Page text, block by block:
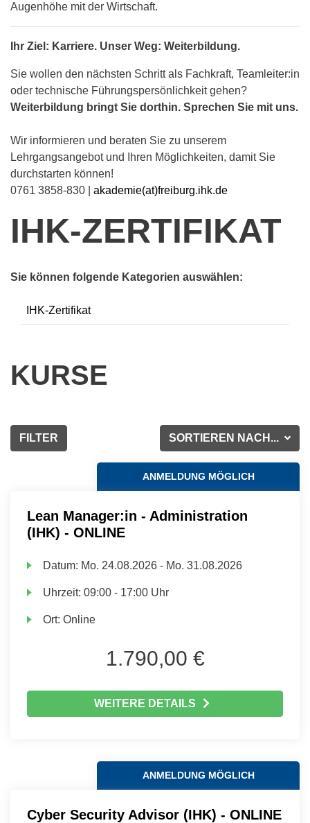
Augenhöhe mit der Wirtschaft.
Ihr Ziel: Karriere. Unser Weg: Weiterbildung.
Sie wollen den nächsten Schritt als Fachkraft, Teamleiter:in
oder technische Führungspersönlichkeit gehen?
Weiterbildung bringt Sie dorthin. Sprechen Sie mit uns.
Wir informieren und beraten Sie zu unserem
Lehrgangsangebot und Ihren Möglichkeiten, damit Sie
durchstarten können!
0761 3858-830 | akademie(at)freiburg.ihk.de
IHK-ZERTIFIKAT
Sie können folgende Kategorien auswählen:
IHK-Zertifikat
KURSE
SORTIEREN NACH...
FILTER
ANMELDUNG MÖGLICH
Lean Manager:in - Administration
(IHK) - ONLINE
Datum: Mo. 24.08.2026 - Mo. 31.08.2026
Uhrzeit:09:00 - 17:00 Uhr
Ort:Online
1.790,00 €
WEITERE DETAILS
ANMELDUNG MÖGLICH
Cyber Security Advisor (IHK) - ONLINE